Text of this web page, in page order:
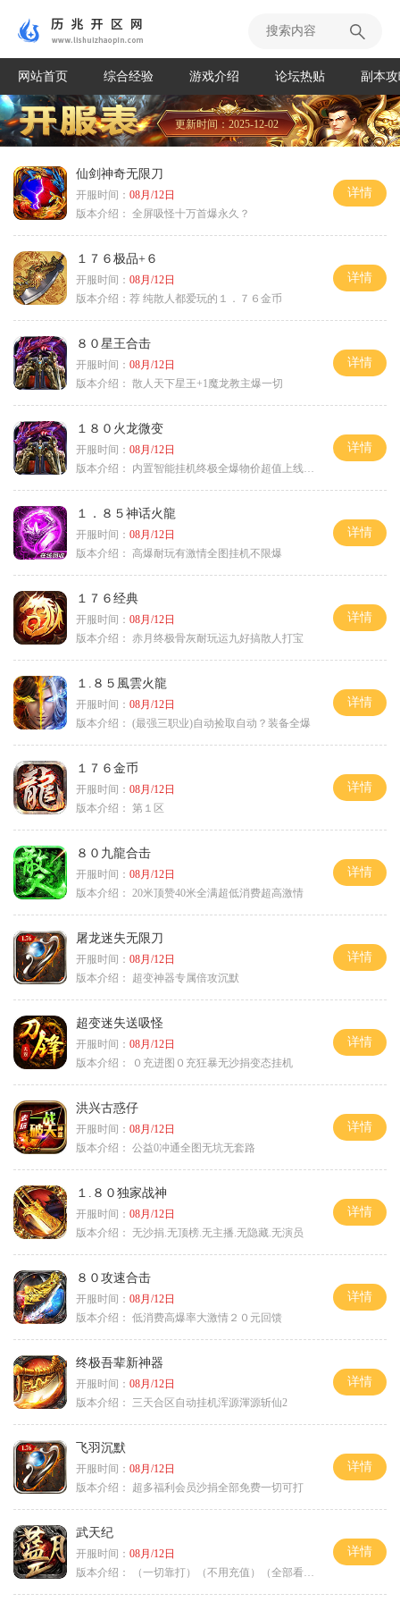
网站首页 综合经验 游戏介绍 论坛热贴 副本
更新时间：2025-12-02
仙剑神奇无限刀
开服时间： 08月/12日
版本介绍： 全屏吸怪十万首爆永久？
详情
１７６极品+６
开服时间： 08月/12日
版本介绍： 荐 纯散人都爱玩的１．７６金币
详情
８０星王合击
开服时间： 08月/12日
版本介绍： 散人天下星王+1魔龙教主爆一切
详情
１８０火龙微变
开服时间： 08月/12日
版本介绍：
内置智能挂机终极全爆物价超值上线送神器
详情
１．８５神话火龍
开服时间： 08月/12日
版本介绍： 高爆耐玩有激情全图挂机不限爆
详情
１７６经典
开服时间： 08月/12日
版本介绍： 赤月终极骨灰耐玩运九好搞散人打宝
详情
１.８５風雲火龍
开服时间： 08月/12日
版本介绍： (最强三职业)自动捡取自动？装备全爆
详情
１７６金币
开服时间： 08月/12日
版本介绍： 第１区
详情
８０九龍合击
开服时间： 08月/12日
版本介绍： 20米顶赞40米全满超低消费超高激情
详情
屠龙迷失无限刀
开服时间： 08月/12日
版本介绍：
超变神器专属倍攻沉默
详情
超变迷失送吸怪
开服时间： 08月/12日
版本介绍：
０充进图０充狂暴无沙捐变态挂机
详情
洪兴古惑仔
开服时间： 08月/12日
版本介绍： 公益0冲通全图无坑无套路
详情
１.８０独家战神
开服时间： 08月/12日
版本介绍： 无沙捐.无顶榜.无主播.无隐藏.无演员
详情
８０攻速合击
开服时间： 08月/12日
版本介绍： 低消费高爆率大激情２０元回馈
详情
终极吾辈新神器
开服时间： 08月/12日
版本介绍：
三天合区自动挂机浑源渾源斩仙2
详情
飞羽沉默
开服时间： 08月/12日
版本介绍：
超多福利会员沙捐全部免费一切可打
详情
武天纪
开服时间： 08月/12日
版本介绍：
（一切靠打）（不用充值）（全部看脸）
详情